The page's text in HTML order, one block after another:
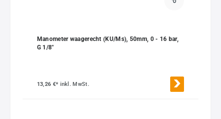
Manometer waagerecht (KU/Ms), 50mm, 0 - 16 bar,
G 1/8"
13,26 €* inkl. MwSt.